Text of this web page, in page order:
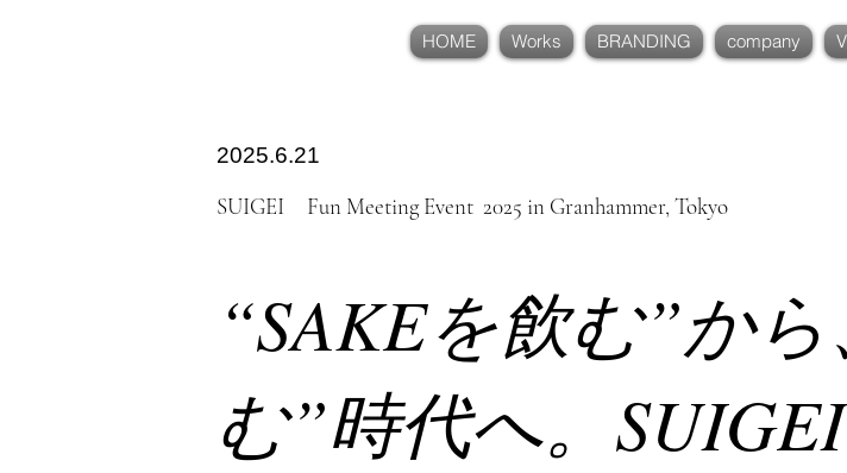
HOME Works BRANDING company
2025.6.21
SUIGEI Fun Meeting Event 2025 in Granhammer, Tokyo
“SAKEを飲む”か
む”時代へ。